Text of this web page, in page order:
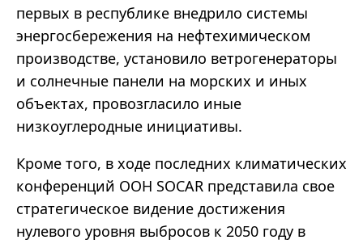
первых в республике внедрило системы
энергосбережения на нефтехимическом
производстве, установило ветрогенераторы
и солнечные панели на морских и иных
объектах, провозгласило иные
низкоуглеродные инициативы.
Кроме того, в ходе последних климатических
конференций ООН SOCAR представила свое
стратегическое видение достижения
нулевого уровня выбросов к 2050 году в